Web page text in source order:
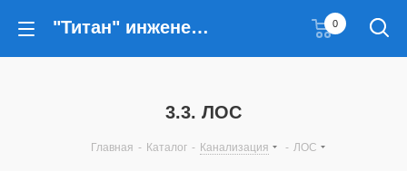
"Титан" инженерные решения 0
3.3. ЛОС
Главная - Каталог - Канализация - ЛОС